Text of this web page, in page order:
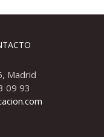
Madrid
09 93